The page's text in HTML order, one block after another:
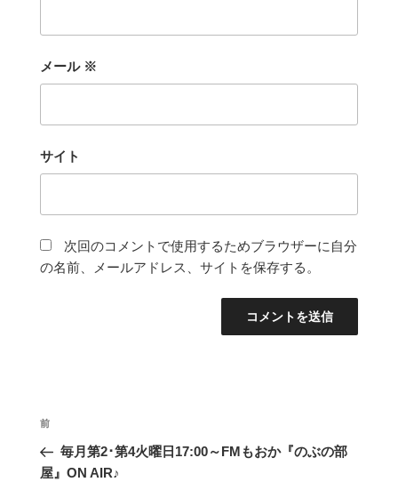
メール ※
サイト
次回のコメントで使用するためブラウザーに自分
の名前、メールアドレス、サイトを保存する。
投
ナ
前
の
投
前
毎月第2･第4火曜日17:00～FMもおか『のぶの部
屋』ON AIR♪